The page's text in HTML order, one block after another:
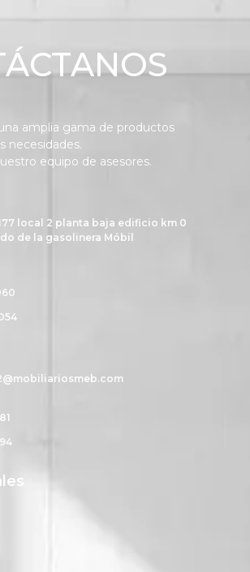
amplia gama de productos
necesidades.
equipo de asesores.
local 2 planta baja edificio km 0
de la gasolinera Móbil